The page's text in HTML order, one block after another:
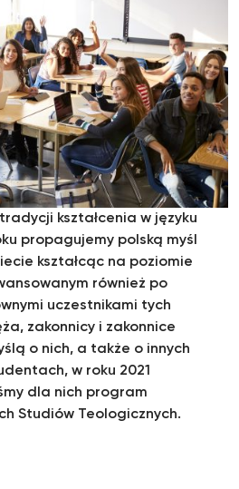
kształcenia w języku
propagujemy polską myśl
kształcąc na poziomie
również po
uczestnikami tych
zakonnicy i zakonnice
o nich, a także o innych
w roku 2021
dla nich program
Studiów Teologicznych.